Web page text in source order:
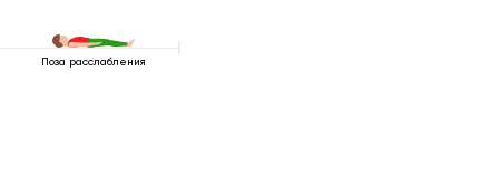
Поза расслабления